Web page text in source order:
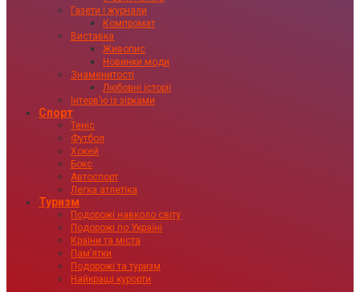
Газети і журнали
Компромат
Виставка
Живопис
Новинки моди
Знаменитості
Любовні історії
Інтервʼю із зірками
Спорт
Теніс
Футбол
Хокей
Бокс
Автоспорт
Легка атлетіка
Туризм
Подорожі навколо світу
Подорожі по Україні
Країни та міста
Пам’ятки
Подорожі та туризм
Найкращі курорти